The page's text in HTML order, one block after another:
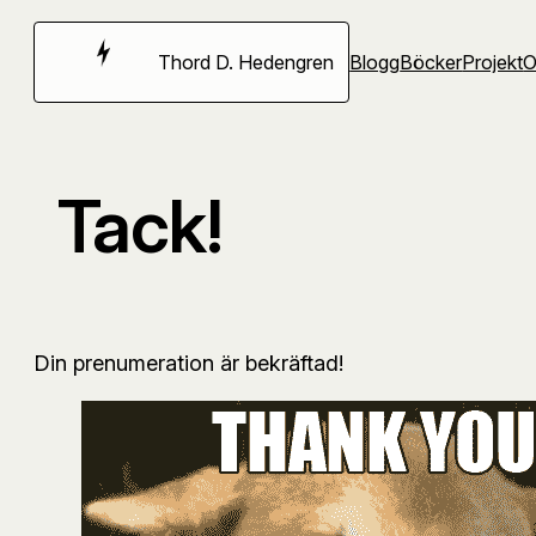
Hoppa
Thord D. Hedengren BloggBöckerProjekt
Tack!
Din prenumeration är bekräftad!